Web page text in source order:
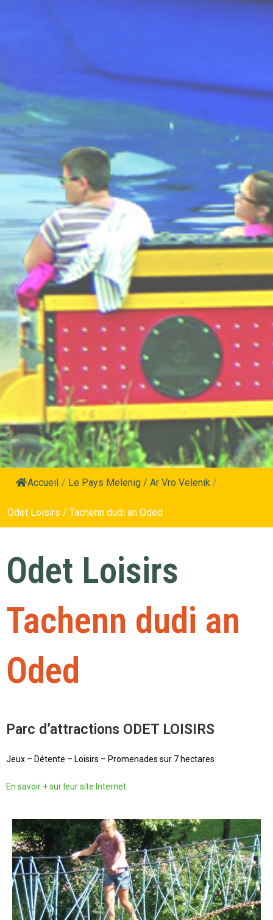
Accueil / Le Pays Melenig / Ar Vro Velenik /
Odet Loisirs / Tachenn dudi an Oded
Odet Loisirs
Tachenn dudi an
Oded
Parc d’attractions ODET LOISIRS
Jeux – Détente – Loisirs – Promenades sur 7 hectares
En savoir + sur leur site Internet